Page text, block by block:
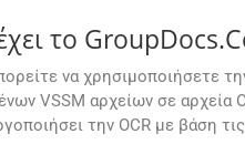
το
να χρησιμοποιήσετε
VSSM αρχείων σε αρχεία
την OCR με βάση